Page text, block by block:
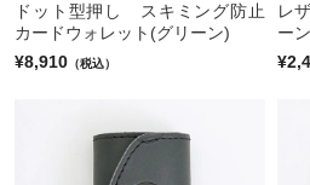
ドット型押し スキミング防止
カードウォレット(グリーン)
¥8,910 （税込）
レ
ー